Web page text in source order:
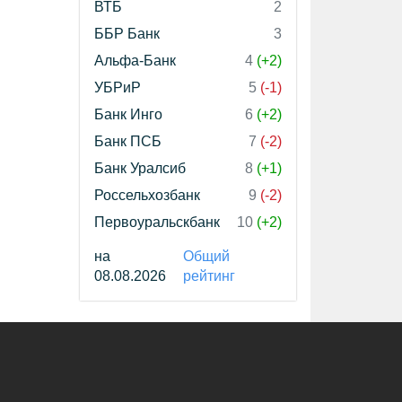
ВТБ
2
ББР Банк
3
Альфа-Банк
4 (+2)
УБРиР
5 (-1)
Банк Инго
6 (+2)
Банк ПСБ
7 (-2)
Банк Уралсиб
8 (+1)
Россельхозбанк
9 (-2)
Первоуральскбанк
10 (+2)
на
08.08.2026
Общий
рейтинг